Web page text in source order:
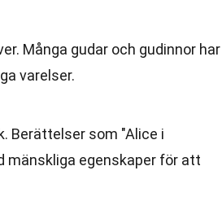
Många gudar och gudinnor har
varelser.
Berättelser som "Alice i
mänskliga egenskaper för att